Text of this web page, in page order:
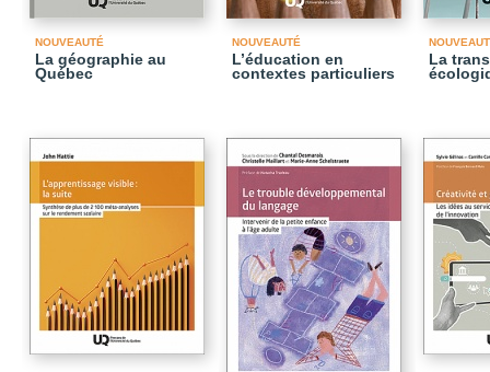
NOUVEAUTÉ
La géographie au
Québec
NOUVEAUTÉ
L’éducation en
contextes particuliers
La